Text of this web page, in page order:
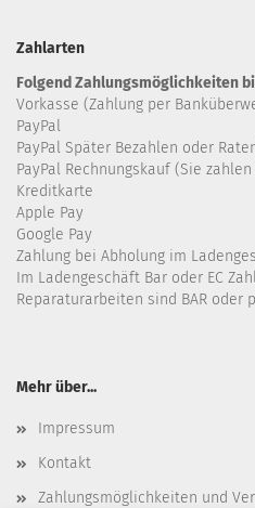
Zahlarten
Folgend Zahlungsmöglichkeiten
Vorkasse (Zahlung per
PayPal
PayPal Später Bezahlen oder
PayPal Rechnungskauf (Sie
Kreditkarte
Apple Pay
Google Pay
Zahlung bei Abholung im
Im Ladengeschäft Bar oder EC
Reparaturarbeiten sind BAR oder
Mehr über...
Impressum
Kontakt
Zahlungsmöglichkeiten und